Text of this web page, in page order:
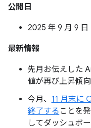
公開日
2025 年 9 月 9 日
最新情報
先月お伝えした
値が再び上昇傾
今月、 11 月末に
終了する ことを
してダッシュボ